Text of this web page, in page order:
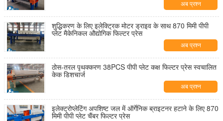
अब प्रश्न
शुद्धिकरण के लिए इलेक्ट्रिक मोटर ड्राइव के साथ 870 मिमी पीपी
प्लेट मैकेनिकल औद्योगिक फिल्टर प्रेस
अब प्रश्न
ठोस-तरल पृथक्करण 38PCS पीपी प्लेट कक्ष फिल्टर प्रेस स्वचालित
केक डिशचार्ज
अब प्रश्न
इलेक्ट्रोप्लेटिंग अपशिष्ट जल में ऑर्गेनिक ब्राइटनर हटाने के लिए 870
मिमी पीपी प्लेट चैंबर फिल्टर प्रेस